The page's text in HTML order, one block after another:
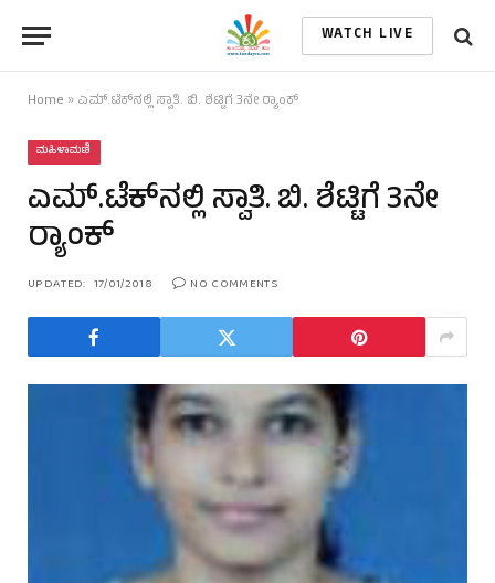
WATCH LIVE
Home » ಎಮ್.ಟೆಕ್‌ನಲ್ಲಿ ಸ್ವಾತಿ. ಬಿ. ಶೆಟ್ಟಿಗೆ 3ನೇ ರ‍್ಯಾಂಕ್
ಮಹಿಳಾಮಣಿ
ಎಮ್.ಟೆಕ್‌ನಲ್ಲಿ ಸ್ವಾತಿ. ಬಿ. ಶೆಟ್ಟಿಗೆ 3ನೇ
ರ‍್ಯಾಂಕ್
UPDATED: 17/01/2018 NO COMMENTS